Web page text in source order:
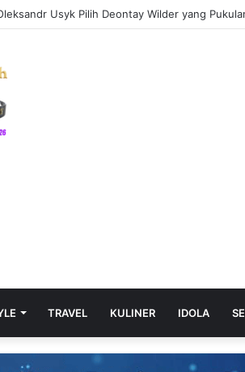
Usyk Pilih Deontay Wilder yang
TRAVEL KULINER IDOLA